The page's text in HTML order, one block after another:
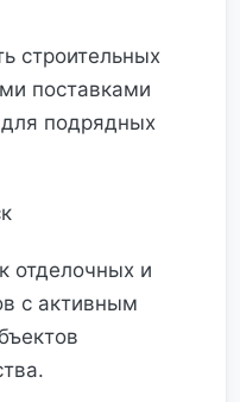
строительных
поставками
подрядных
отделочных и
с активным